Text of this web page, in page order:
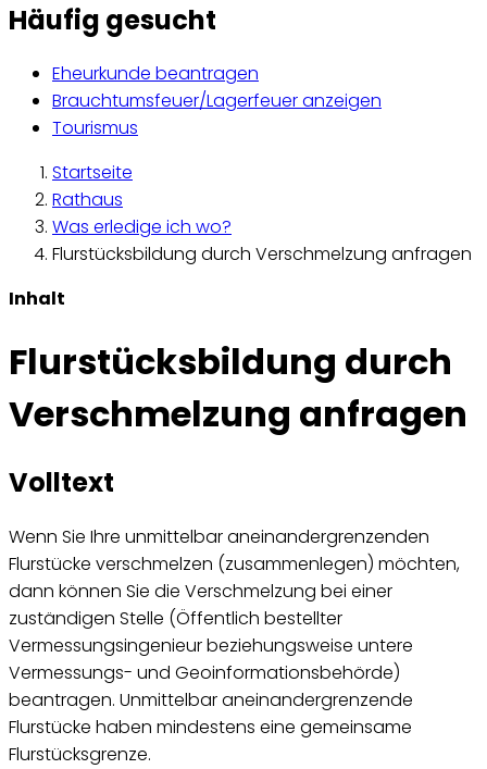
Häufig gesucht
Eheurkunde beantragen
Brauchtumsfeuer/Lagerfeuer anzeigen
Tourismus
Startseite
Rathaus
Was erledige ich wo?
Flurstücksbildung durch Verschmelzung anfragen
Inhalt
Flurstücksbildung durch
Verschmelzung anfragen
Volltext
Wenn Sie Ihre unmittelbar aneinandergrenzenden
Flurstücke verschmelzen (zusammenlegen) möchten,
dann können Sie die Verschmelzung bei einer
zuständigen Stelle (Öffentlich bestellter
Vermessungsingenieur beziehungsweise untere
Vermessungs- und Geoinformationsbehörde)
beantragen. Unmittelbar aneinandergrenzende
Flurstücke haben mindestens eine gemeinsame
Flurstücksgrenze.